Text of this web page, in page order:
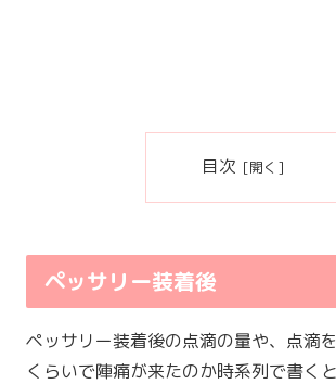
目次
ペッサリー装着後
ペッサリー装着後の点滴の量や、点滴
くらいで陣痛が来たのか時系列で書く